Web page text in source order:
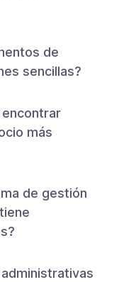
de
sencillas?
encontrar
más
de gestión